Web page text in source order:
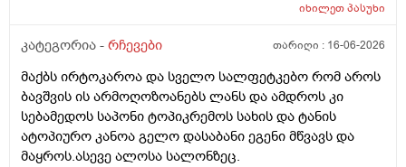
იხილეთპასუხი
კატეგორია - რჩევები თარიღი : 16-06-2026
მაქბს ირტოკაროა და სველო სალფეტკებო რომ აროს
ბავშვის ის არმოღოზოანებს ლანს და ამდროს კი
სებამედოს საპონი ტოპიკრემოს სახის და ტანის
ატოპიურო კანოა გელო დასაბანი ეგენი მწვავს და
მაყროს.ასევე ალოსა სალონზეც.